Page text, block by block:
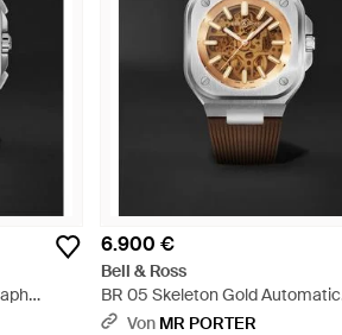
6.900 €
Bell & Ross
BR 05 Skeleton Gold Automatic
Stainless Steel Watch - Schwarz
Von MR PORTER